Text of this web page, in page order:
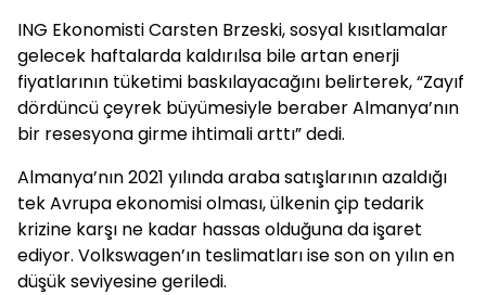
ING Ekonomisti Carsten Brzeski, sosyal kısıtlamalar
gelecek haftalarda kaldırılsa bile artan enerji
fiyatlarının tüketimi baskılayacağını belirterek, “Zayıf
dördüncü çeyrek büyümesiyle beraber Almanya’nın
bir resesyona girme ihtimali arttı” dedi.
Almanya’nın 2021 yılında araba satışlarının azaldığı
tek Avrupa ekonomisi olması, ülkenin çip tedarik
krizine karşı ne kadar hassas olduğuna da işaret
ediyor. Volkswagen’ın teslimatları ise son on yılın en
düşük seviyesine geriledi.